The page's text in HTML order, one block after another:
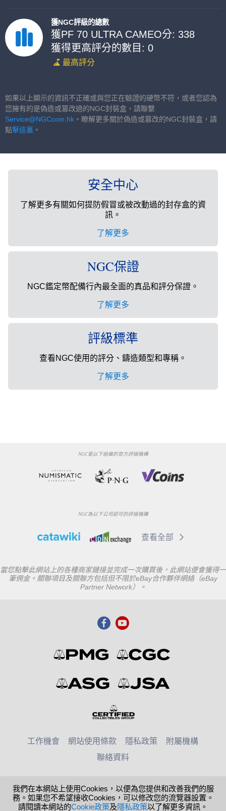
獲NGC評級的總數
獲PF 70 ULTRA CAMEO分: 338
獲得更高評分的數目: 0
最高評分
如果以上顯示的資訊不正確或與您正在驗證的硬幣不符，或者您認為
您擁有的是偽造或篡改過的NGC封裝盒，請聯繫
Service@NGCcoin.hk 。瞭解更多關於偽造或篡改的NGC封裝盒，請
點擊這裏 。
安全中心
了解更多有關如何提防假冒或被改動過的封存盒的資
訊。
了解更多
NGC保證
NGC鑑定幣配備行內最全面的真品和評分保證。
了解更多
評級標準
查看NGC使用的評分、鑄造類型和專稱。
了解更多
NGC是以下組織的官方評級機構
NGC為以下公司認可的評級機購
查看全部
當您點擊此網站上的各種商家鏈接並完成一次購買後，此網站便會獲得一
筆佣金。關聯項目及關聯方包括但不限於eBay合作夥伴網絡（eBay
Partner Network）。
工作機會 網站使用條款 隱私政策
附屬機構
聯絡資料
香港-中国
United States
我們在本網站上使用Cookies，以便為您提供和改善我們的服
務。如果您不希望接收Cookies，可以修改您的流覽器設置。
請閱讀本網站的Cookie政策及隱私政策以了解更多資訊。